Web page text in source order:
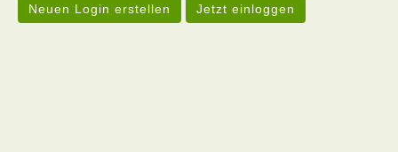
Neuen Login erstellen Jetzt einloggen